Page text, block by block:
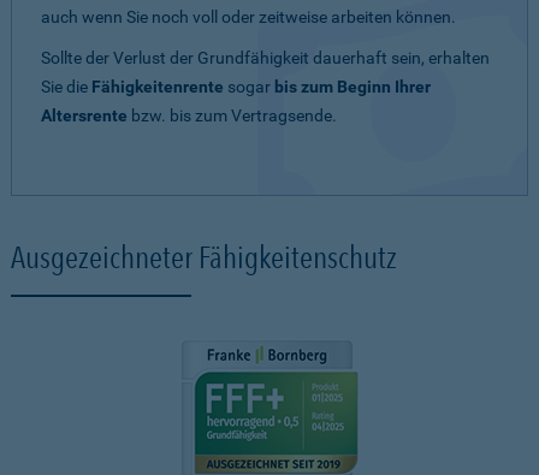
auch wenn Sie noch voll oder zeitweise arbeiten können.
Sollte der Verlust der Grundfähigkeit dauerhaft sein, erhalten
Sie die Fähigkeitenrente sogar bis zum Beginn Ihrer
Altersrente bzw. bis zum Vertragsende.
Ausgezeichneter Fähigkeitenschutz